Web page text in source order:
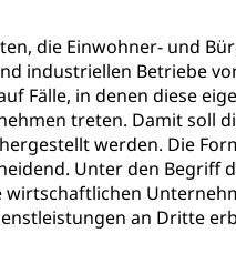
die Einwohner- und
industriellen Betriebe
Fälle, in denen diese
treten. Damit soll
werden. Die
Unter den Begriff
wirtschaftlichen
an Dritte